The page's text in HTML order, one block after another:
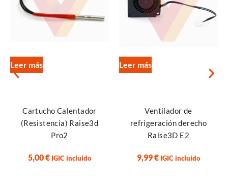
Leer más
Cartucho Calentador
(Resistencia) Raise3d
Pro2
5,00€ IGIC incluido
Leer más
Ventilador de
refrigeración derecho
Raise3D E2
9,99€ IGIC incluido